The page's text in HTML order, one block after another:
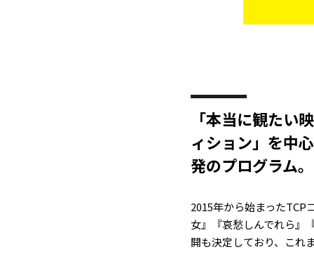
「本当に観たい
ィション」を中
発のプログラム。
2015年から始まったTCP
女』『哀愁しんでれら』
開も決定しており、これ